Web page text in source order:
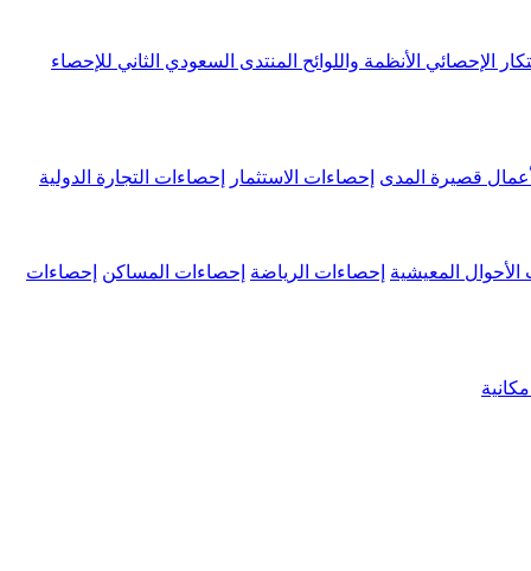
الإحصائي الأنظمة واللوائح المنتدى السعودي الثاني للإحصاء
قصيرة المدى إحصاءات الاستثمار إحصاءات التجارة الدولية
الأحوال المعيشية إحصاءات الرياضة إحصاءات المساكن إحصاءات